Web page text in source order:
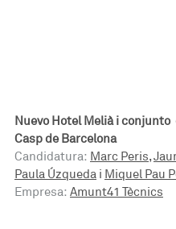
Nuevo Hotel Melià i conjunto
Casp de Barcelona
Candidatura: Marc Peris,
Paula Úzqueda i Miquel Pau
Empresa: Amunt41 Tècnics